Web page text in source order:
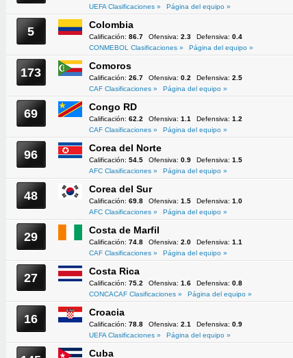
UEFA Clasificaciones »
Página del equipo »
5 Colombia
Calificación: 86.7 Ofensiva: 2.3 Defensiva: 0.4
CONMEBOL Clasificaciones »
Página del equipo »
173 Comoros
Calificación: 26.7 Ofensiva: 0.2 Defensiva: 2.5
CAF Clasificaciones »
Página del equipo »
69 Congo RD
Calificación: 62.2 Ofensiva: 1.1 Defensiva: 1.2
CAF Clasificaciones »
Página del equipo »
96 Corea del Norte
Calificación: 54.5 Ofensiva: 0.9 Defensiva: 1.5
AFC Clasificaciones »
Página del equipo »
48 Corea del Sur
Calificación: 69.8 Ofensiva: 1.5 Defensiva: 1.0
AFC Clasificaciones »
Página del equipo »
29 Costa de Marfil
Calificación: 74.8 Ofensiva: 2.0 Defensiva: 1.1
CAF Clasificaciones »
Página del equipo »
27 Costa Rica
Calificación: 75.2 Ofensiva: 1.6 Defensiva: 0.8
CONCACAF Clasificaciones »
Página del equipo »
16 Croacia
Calificación: 78.8 Ofensiva: 2.1 Defensiva: 0.9
UEFA Clasificaciones »
Página del equipo »
Cuba